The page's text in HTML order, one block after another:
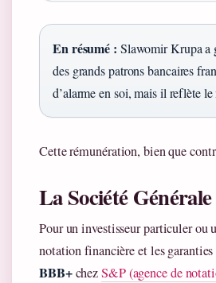
En résumé : Slawomir Krupa a
des grands patrons bancaires
d’alarme en soi, mais il reflète
Cette rémunération, bien que
La Société
Pour un investisseur particuler ou
notation financière et les
BBB+chezS&P (agence de